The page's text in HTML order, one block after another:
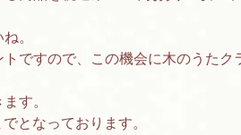
。
ですので、この機会に木のうたク
す。
となっております。